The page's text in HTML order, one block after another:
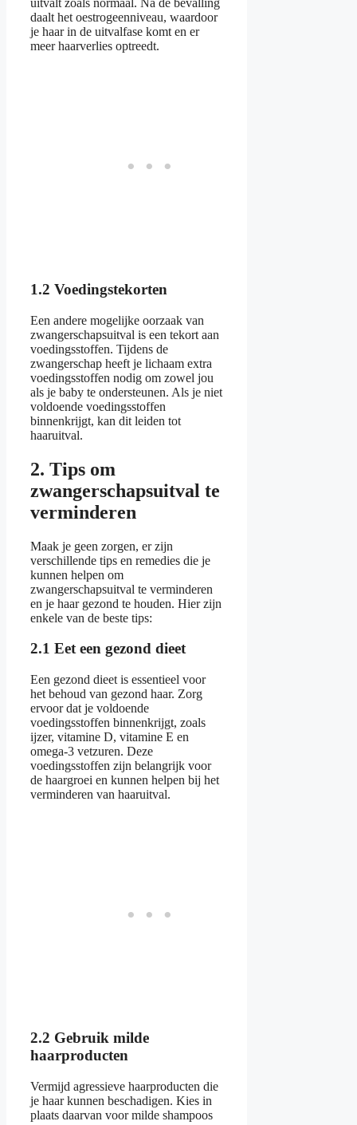
uitvalt zoals normaal. Na de bevalling
daalt het oestrogeenniveau, waardoor
je haar in de uitvalfase komt en er
meer haarverlies optreedt.
1.2 Voedingstekorten
Een andere mogelijke oorzaak van
zwangerschapsuitval is een tekort aan
voedingsstoffen. Tijdens de
zwangerschap heeft je lichaam extra
voedingsstoffen nodig om zowel jou
als je baby te ondersteunen. Als je niet
voldoende voedingsstoffen
binnenkrijgt, kan dit leiden tot
haaruitval.
2. Tips om
zwangerschapsuitval te
verminderen
Maak je geen zorgen, er zijn
verschillende tips en remedies die je
kunnen helpen om
zwangerschapsuitval te verminderen
en je haar gezond te houden. Hier zijn
enkele van de beste tips:
2.1 Eet een gezond dieet
Een gezond dieet is essentieel voor
het behoud van gezond haar. Zorg
ervoor dat je voldoende
voedingsstoffen binnenkrijgt, zoals
ijzer, vitamine D, vitamine E en
omega-3 vetzuren. Deze
voedingsstoffen zijn belangrijk voor
de haargroei en kunnen helpen bij het
verminderen van haaruitval.
2.2 Gebruik milde
haarproducten
Vermijd agressieve haarproducten die
je haar kunnen beschadigen. Kies in
plaats daarvan voor milde shampoos